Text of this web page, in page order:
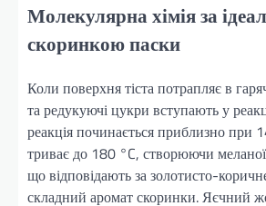
Молекулярна хімія за
скоринкою паски
Коли поверхня тіста потрапляє в
та редукуючі цукри вступають у
реакція починається приблизно при
триває до 180 °C, створюючи
що відповідають за золотисто-
складний аромат скоринки. Яєчний